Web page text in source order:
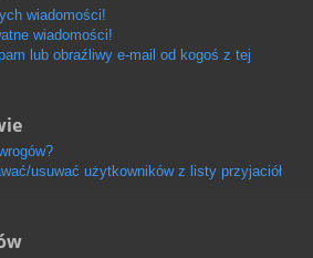
wiadomości!
wiadomości!
lub obraźliwy e-mail od kogoś z tej
usuwać użytkowników z listy przyjaciół